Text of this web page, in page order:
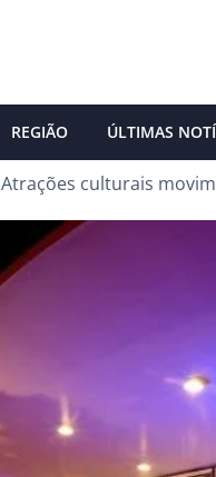
REGIÃO ÚLTIMAS
Atrações culturais